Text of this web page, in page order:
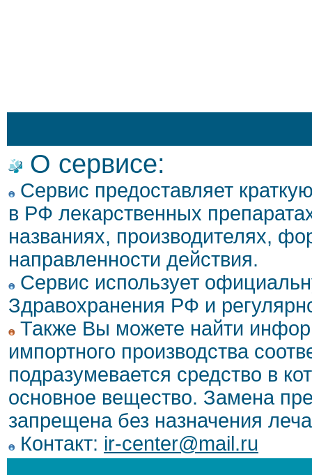
О сервисе:
Сервис предоставляет
в РФ лекарственных
названиях, производителях,
направленности действия.
Сервис использует
Здравохранения РФ и
Также Вы можете найти
импортного производства
подразумевается средство в
основное вещество. Замена
запрещена без назначения
Контакт: ir-center@mail.ru